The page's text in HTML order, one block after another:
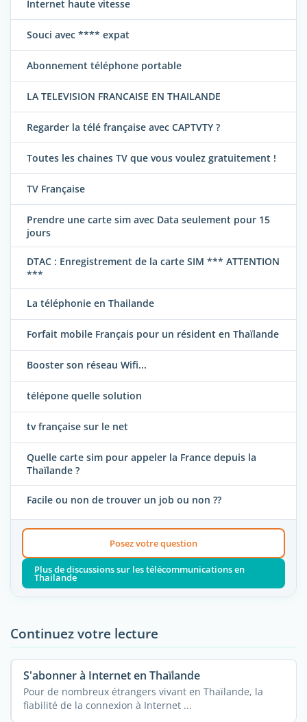
Internet haute vitesse
Souci avec **** expat
Abonnement téléphone portable
LA TELEVISION FRANCAISE EN THAILANDE
Regarder la télé française avec CAPTVTY ?
Toutes les chaines TV que vous voulez gratuitement !
TV Française
Prendre une carte sim avec Data seulement pour 15
jours
DTAC : Enregistrement de la carte SIM *** ATTENTION
***
La téléphonie en Thailande
Forfait mobile Français pour un résident en Thaïlande
Booster son réseau Wifi...
télépone quelle solution
tv française sur le net
Quelle carte sim pour appeler la France depuis la
Thaïlande ?
Facile ou non de trouver un job ou non ??
Posez votre question
Plus de discussions sur les télécommunications en
Thailande
Continuez votre lecture
S'abonner à Internet en Thaïlande
Pour de nombreux étrangers vivant en Thaïlande, la
fiabilité de la connexion à Internet ...